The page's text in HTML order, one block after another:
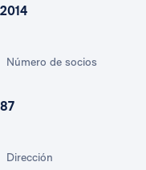
2014
Número de socios
87
Dirección